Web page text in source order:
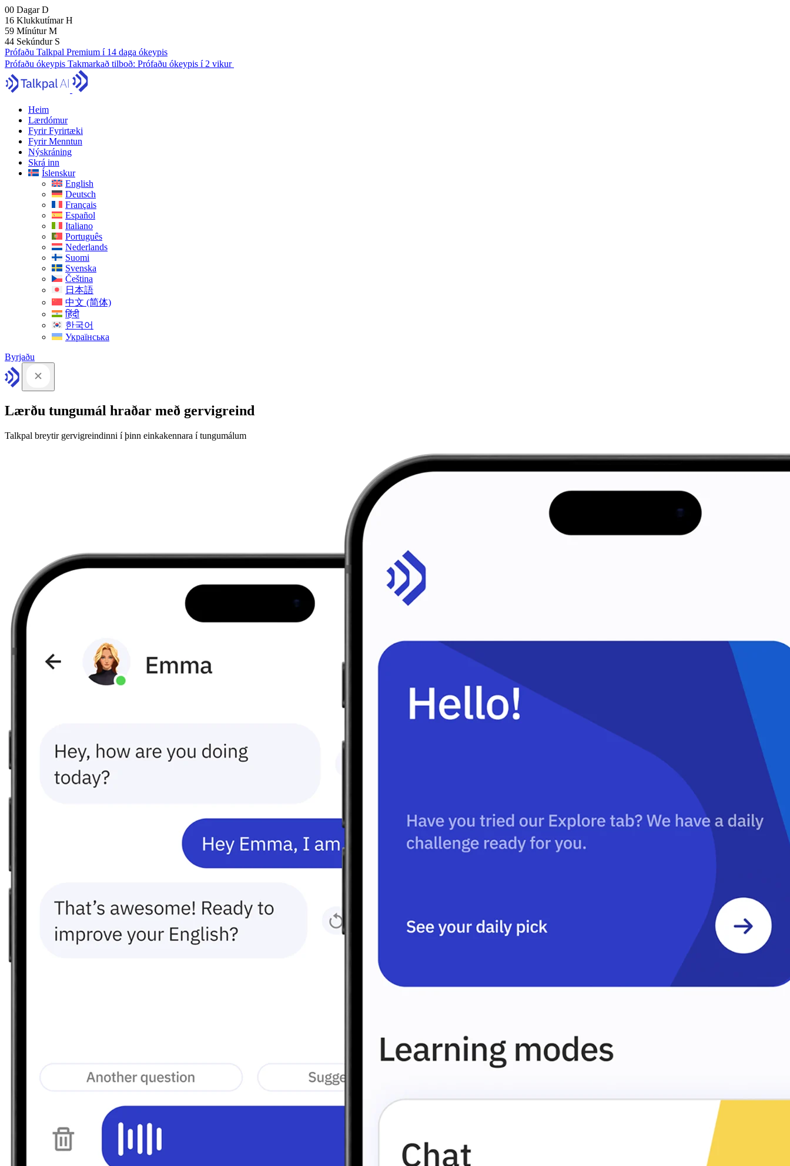
00 DagarD
16 KlukkutímarH
59 MínúturM
43 Sekúndur S
Prófaðu Talkpal Premium í 14 daga ókeypis
Prófaðu ókeypis Takmarkað tilboð: Prófaðu ókeypis í 2 vikur
Heim
Lærdómur
Fyrir Fyrirtæki
Fyrir Menntun
Nýskráning
Skrá inn
Íslenskur
English
Deutsch
Français
Español
Italiano
Português
Nederlands
Suomi
Svenska
Čeština
日本語
中文 (简体)
हिंदी
한국어
Українська
Byrjaðu
Lærðu tungumál hraðar með gervigreind
Talkpal breytir gervigreindinni í þinn einkakennara í tungumálum